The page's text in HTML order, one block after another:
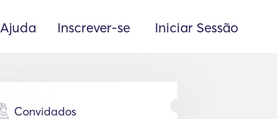
Ajuda Inscrever-se Iniciar Sessão
Convidados